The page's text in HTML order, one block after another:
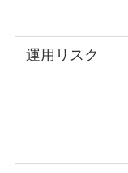
運用リスク